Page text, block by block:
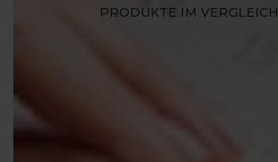
PRODUKTE IM VERGLEICH